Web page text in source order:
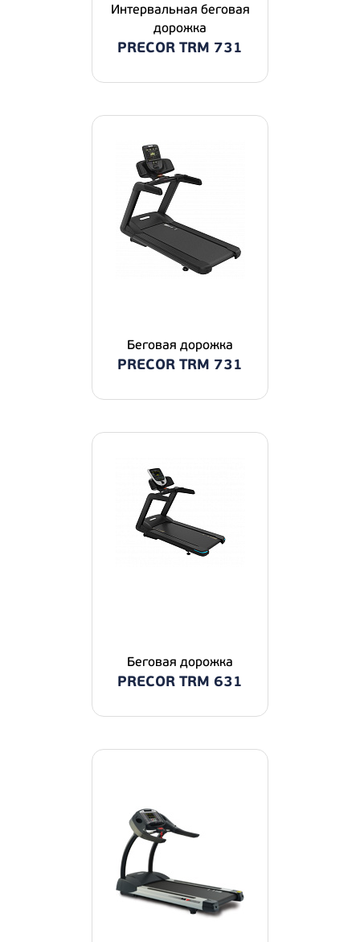
Интервальная беговая
дорожка
PRECOR TRM 731
Беговая дорожка
PRECOR TRM 731
Беговая дорожка
PRECOR TRM 631